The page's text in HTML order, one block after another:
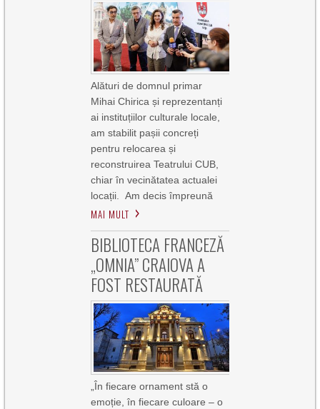
Alături de domnul primar
Mihai Chirica și reprezentanți
ai instituțiilor culturale locale,
am stabilit pașii concreți
pentru relocarea și
reconstruirea Teatrului CUB,
chiar în vecinătatea actualei
locații. Am decis împreună
MAI MULT
BIBLIOTECA FRANCEZĂ
„OMNIA” CRAIOVA A
FOST RESTAURATĂ
„În fiecare ornament stă o
emoție, în fiecare culoare – o